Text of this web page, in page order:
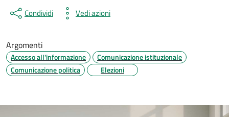
Condividi Vedi azioni
Argomenti
Accesso all'informazione
Comunicazione istituzionale
Comunicazione politica
Elezioni